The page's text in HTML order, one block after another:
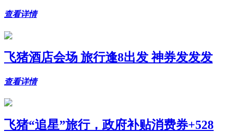
查看详情
飞猪酒店会场 旅行逢8出发 神券发发发
查看详情
飞猪“追星”旅行，政府补贴消费券+528